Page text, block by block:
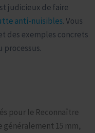
judicieux de faire
anti-nuisibles. Vous
des exemples concrets
processus.
pour le Reconnaître
généralement 15 mm,